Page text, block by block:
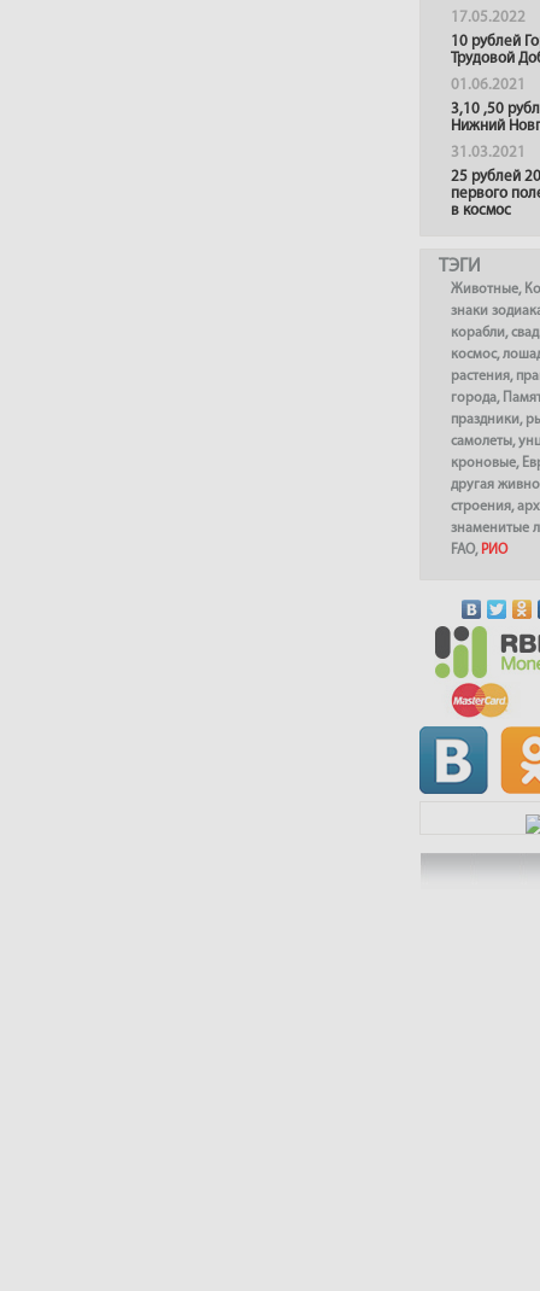
17.05.2022
10 рублей
Трудовой
01.06.2021
3,10 ,50
Нижний
31.03.2021
25 рублей
первого
в космос
ТЭГИ
Животные,
знаки
корабли,
космос,
растения,
города,
праздники,
самолеты,
кроновые,
другая
строения,
знаменитые
FAO, РИО